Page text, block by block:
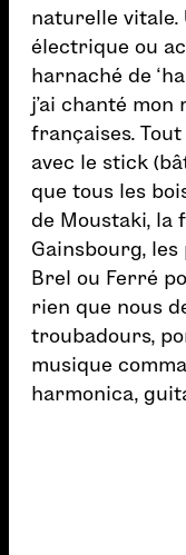
naturelle vitale.
électrique ou
harnaché de
j’ai chanté
françaises.
avec le stick
que tous les
de Moustaki, la
Gainsbourg,
Brel ou Ferré
rien que nous
troubadours,
musique
harmonica,